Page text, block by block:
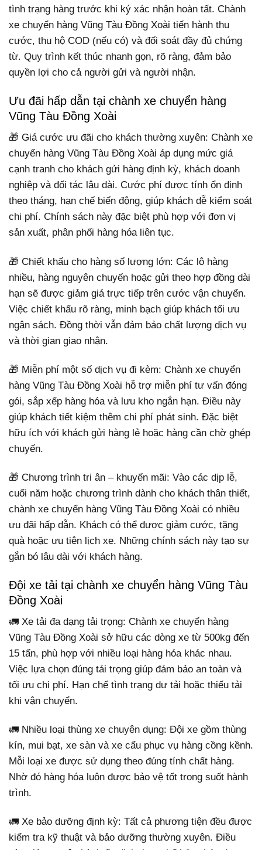
tình trạng hàng trước khi ký xác nhận hoàn tất. Chành
xe chuyển hàng Vũng Tàu Đồng Xoài tiến hành thu
cước, thu hộ COD (nếu có) và đối soát đầy đủ chứng
từ. Quy trình kết thúc nhanh gọn, rõ ràng, đảm bảo
quyền lợi cho cả người gửi và người nhận.
Ưu đãi hấp dẫn tại chành xe chuyển hàng
Vũng Tàu Đồng Xoài
🎁 Giá cước ưu đãi cho khách thường xuyên: Chành xe
chuyển hàng Vũng Tàu Đồng Xoài áp dụng mức giá
cạnh tranh cho khách gửi hàng định kỳ, khách doanh
nghiệp và đối tác lâu dài. Cước phí được tính ổn định
theo tháng, hạn chế biến động, giúp khách dễ kiểm soát
chi phí. Chính sách này đặc biệt phù hợp với đơn vị
sản xuất, phân phối hàng hóa liên tục.
🎁 Chiết khấu cho hàng số lượng lớn: Các lô hàng
nhiều, hàng nguyên chuyến hoặc gửi theo hợp đồng dài
hạn sẽ được giảm giá trực tiếp trên cước vận chuyển.
Việc chiết khấu rõ ràng, minh bạch giúp khách tối ưu
ngân sách. Đồng thời vẫn đảm bảo chất lượng dịch vụ
và thời gian giao nhận.
🎁 Miễn phí một số dịch vụ đi kèm: Chành xe chuyển
hàng Vũng Tàu Đồng Xoài hỗ trợ miễn phí tư vấn đóng
gói, sắp xếp hàng hóa và lưu kho ngắn hạn. Điều này
giúp khách tiết kiệm thêm chi phí phát sinh. Đặc biệt
hữu ích với khách gửi hàng lẻ hoặc hàng cần chờ ghép
chuyến.
🎁 Chương trình tri ân – khuyến mãi: Vào các dịp lễ,
cuối năm hoặc chương trình dành cho khách thân thiết,
chành xe chuyển hàng Vũng Tàu Đồng Xoài có nhiều
ưu đãi hấp dẫn. Khách có thể được giảm cước, tặng
quà hoặc ưu tiên lịch xe. Những chính sách này tạo sự
gắn bó lâu dài với khách hàng.
Đội xe tải tại chành xe chuyển hàng Vũng Tàu
Đồng Xoài
🚛 Xe tải đa dạng tải trọng: Chành xe chuyển hàng
Vũng Tàu Đồng Xoài sở hữu các dòng xe từ 500kg đến
15 tấn, phù hợp với nhiều loại hàng hóa khác nhau.
Việc lựa chọn đúng tải trọng giúp đảm bảo an toàn và
tối ưu chi phí. Hạn chế tình trạng dư tải hoặc thiếu tải
khi vận chuyển.
🚛 Nhiều loại thùng xe chuyên dụng: Đội xe gồm thùng
kín, mui bạt, xe sàn và xe cẩu phục vụ hàng cồng kềnh.
Mỗi loại xe được sử dụng theo đúng tính chất hàng.
Nhờ đó hàng hóa luôn được bảo vệ tốt trong suốt hành
trình.
🚛 Xe bảo dưỡng định kỳ: Tất cả phương tiện đều được
kiểm tra kỹ thuật và bảo dưỡng thường xuyên. Điều